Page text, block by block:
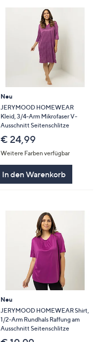
Neu
JERYMOOD HOMEWEAR
Kleid, 3/4-Arm Mikrofaser V-
Ausschnitt Seitenschlitze
€ 24,99
Weitere Farben verfügbar
In den Warenkorb
Neu
JERYMOOD HOMEWEAR Shirt,
1/2-Arm Rundhals Raffung am
Ausschnitt Seitenschlitze